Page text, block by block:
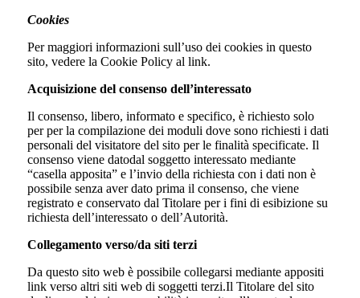
Cookies
Per maggiori informazioni sull’uso dei cookies in questo
sito, vedere la Cookie Policy al link.
Acquisizione del consenso dell’interessato
Il consenso, libero, informato e specifico, è richiesto solo
per per la compilazione dei moduli dove sono richiesti i dati
personali del visitatore del sito per le finalità specificate. Il
consenso viene datodal soggetto interessato mediante
“casella apposita” e l’invio della richiesta con i dati non è
possibile senza aver dato prima il consenso, che viene
registrato e conservato dal Titolare per i fini di esibizione su
richiesta dell’interessato o dell’Autorità.
Collegamento verso/da siti terzi
Da questo sito web è possibile collegarsi mediante appositi
link verso altri siti web di soggetti terzi.Il Titolare del sito